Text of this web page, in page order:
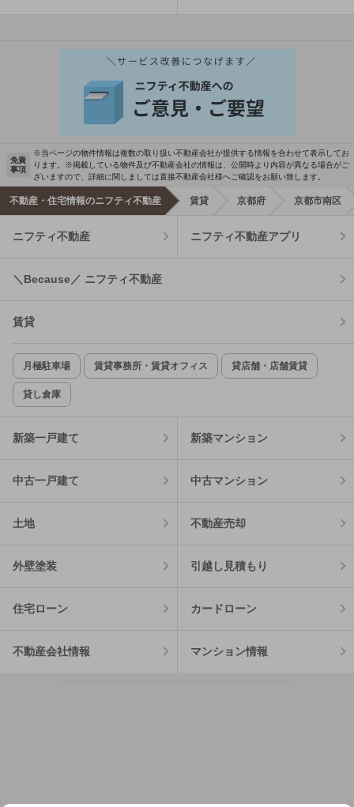
免責
事項
※当ページの物件情報は複数の取り扱い不動産会社が提供する情報を合わせて表示してお
ります。※掲載している物件及び不動産会社の情報は、公開時より内容が異なる場合がご
ざいますので、詳細に関しましては直接不動産会社様へご確認をお願い致します。
不動産・住宅情報のニフティ不動産 賃貸 京都府 京都市南区
ニフティ不動産 ニフティ不動産アプリ
＼Because／ ニフティ不動産
賃貸
月極駐車場 賃貸事務所・賃貸オフィス 貸店舗・店舗賃貸
貸し倉庫
新築一戸建て 新築マンション
中古一戸建て 中古マンション
土地 不動産売却
外壁塗装 引越し見積もり
住宅ローン カードローン
不動産会社情報 マンション情報